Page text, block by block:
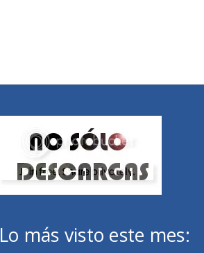
Lo más visto este mes: